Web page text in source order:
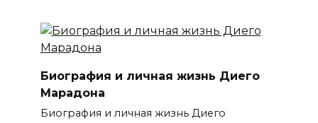
Биография и личная жизнь Диего
Марадона
Биография и личная жизнь Диего